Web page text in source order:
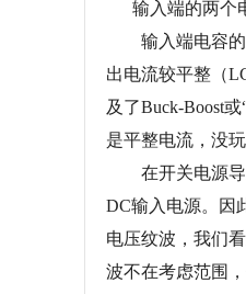
输入端的两个
输入端电容的
出电流较平整（
及了Buck-Boost
是平整电流，没
在开关电源导通
DC输入电源。因
电压纹波，我们
波不在考虑范围